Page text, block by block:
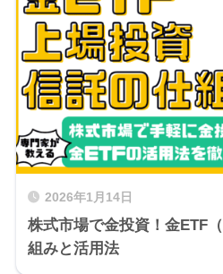
2026年1月14日
株式市場で金投資！金ETF
組みと活用法